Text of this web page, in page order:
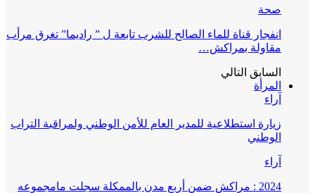
صحة
انفجار قناة للماء الصالح للشرب تابعة ل ” راديما” تغرق مرأب
مقاولة بمراكش…
السابق التالي
المرأة
آراء
زيارة استطلاعية للمدير العام للأمن الوطني ولمراقبة التراب
الوطني
آراء
2024 : مراكش ضمن أربع مدن بالممكلة سجلت مامجموعه